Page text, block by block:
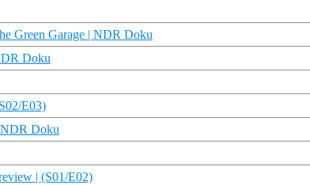
Green Garage | NDR Doku
Doku
E03)
NDR Doku
| (S01/E02)